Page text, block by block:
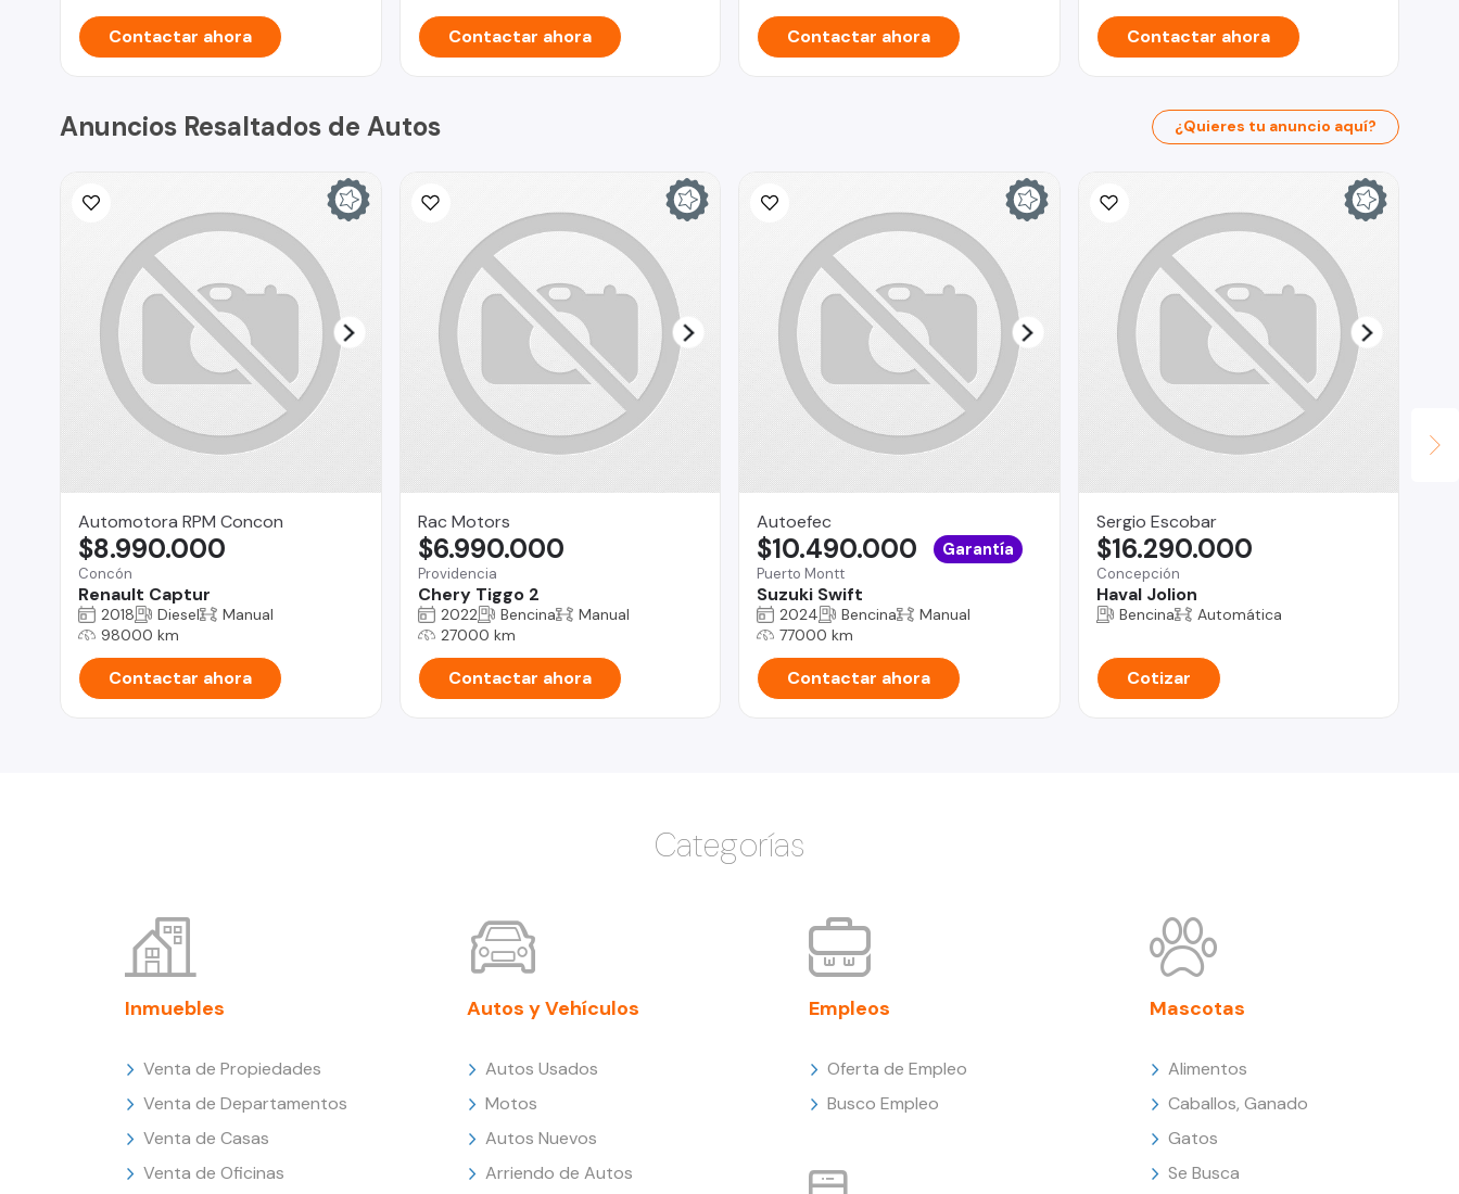
Contactar ahora Contactar ahora Contactar ahora Contactar ahora
Anuncios Resaltados de Autos ¿Quieres tu anuncio aquí?
Automotora RPM Concon
Concón
Renault Captur
$8.990.000
2018 Diesel
Manual
98000 km
Contactar ahora
Rac Motors
Providencia
Chery Tiggo 2
$6.990.000
2022 Bencina
Manual
27000 km
Contactar ahora
Autoefec
Puerto Montt
Suzuki Swift
$10.490.000 Garantía
2024 Bencina
Manual
77000 km
Contactar ahora
Sergio Escobar
Concepción
Haval Jolion
$16.290.000
Bencina Automática
Cotizar
Categorías
Inmuebles
Venta de Propiedades
Venta de Departamentos
Venta de Casas
Venta de Oficinas
Autos y Vehículos
Autos Usados
Motos
Autos Nuevos
Arriendo de Autos
Empleos
Oferta de Empleo
Busco Empleo
Mascotas
Alimentos
Caballos, Ganado
Gatos
Se Busca